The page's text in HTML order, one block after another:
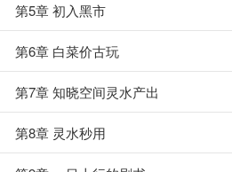
第5章 初入黑市
第6章 白菜价古玩
第7章 知晓空间灵水产出
第8章 灵水秒用